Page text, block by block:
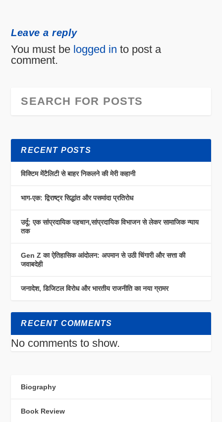
Leave a reply
You must be logged in to post a
comment.
RECENT POSTS
विक्टिम मेंटैलिटी से बाहर निकलने की मेरी कहानी
भाग-एक: द्विराष्ट्र सिद्धांत और पसमांदा प्रतिरोध
उर्दू: एक सांप्रदायिक पहचान,सांप्रदायिक विभाजन से लेकर सामाजिक न्याय
तक
Gen Z का ऐतिहासिक आंदोलन: अपमान से उठी चिंगारी और सत्ता की
जवाबदेही
जनादेश, डिजिटल विरोध और भारतीय राजनीति का नया ग्रामर
RECENT COMMENTS
No comments to show.
Biography
Book Review